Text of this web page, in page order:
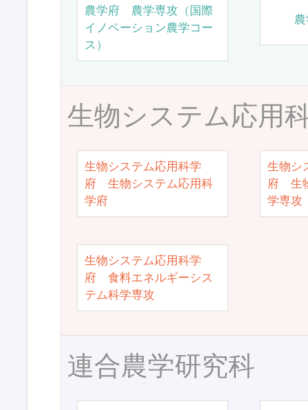
農学府 農学専攻（国際
イノベーション農学コー
ス）
生物システム応用
生物システム応用科学
府 生物システム応用科
学府
生物シ
府 生
学専攻
生物システム応用科学
府 食料エネルギーシス
テム科学専攻
連合農学研究科